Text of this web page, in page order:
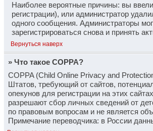
Наиболее вероятные причины: вы
регистрации), или администратор
одного сообщения. Администраторы
зарегистрироваться снова и принять
Вернуться наверх
» Что такое COPPA?
COPPA (Child Online Privacy and
Штатов, требующий от сайтов,
опекунов для регистрации на этих
разрешают сбор личных сведений от
по правовым вопросам и не является
Примечание переводчика: в России